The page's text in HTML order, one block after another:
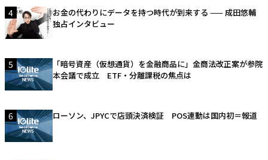
4
お金の代わりにデータを持つ時代が到来する —— 成田悠輔
独占インタビュー
5
「暗号資産（仮想通貨）を金融商品に」金商法改正案が参院
本会議で成立 ETF・分離課税の焦点は
6 ローソン、JPYCで店頭決済検証 POS連動は国内初＝報道